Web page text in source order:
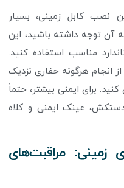
نصب کابل‌ زمینی، بسیار
آن توجه داشته باشید، این
مناسب استفاده کنید.
از انجام هرگونه حفاری نزدیک
برای ایمنی بیشتر، حتماً
عینک ایمنی و کلاه
زمینی: مراقبت‌های